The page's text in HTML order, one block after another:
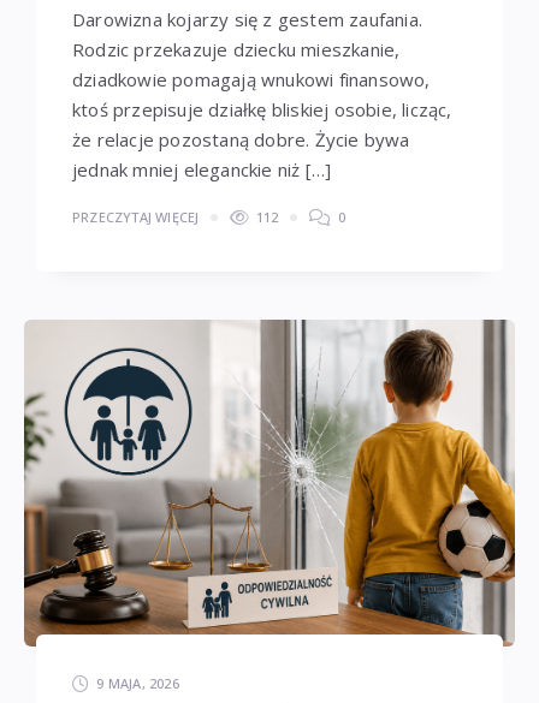
Darowizna kojarzy się z gestem zaufania.
Rodzic przekazuje dziecku mieszkanie,
dziadkowie pomagają wnukowi finansowo,
ktoś przepisuje działkę bliskiej osobie, licząc,
że relacje pozostaną dobre. Życie bywa
jednak mniej eleganckie niż […]
PRZECZYTAJ WIĘCEJ 112 0
9 MAJA, 2026